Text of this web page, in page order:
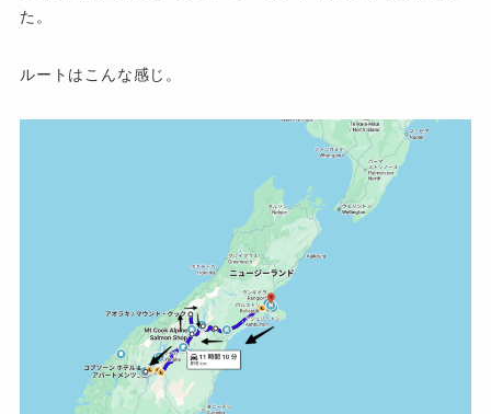
た。
ルートはこんな感じ。